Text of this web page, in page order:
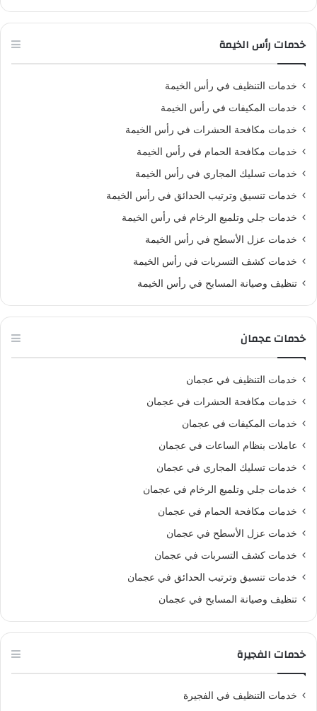
خدمات رأس الخيمة
خدمات التنظيف في رأس الخيمة
خدمات المكيفات في رأس الخيمة
خدمات مكافحة الحشرات في رأس الخيمة
خدمات مكافحة الحمام في رأس الخيمة
خدمات تسليك المجاري في رأس الخيمة
خدمات تنسيق وترتيب الحدائق في رأس الخيمة
خدمات جلي وتلميع الرخام في رأس الخيمة
خدمات عزل الأسطح في رأس الخيمة
خدمات كشف التسربات في رأس الخيمة
تنظيف وصيانة المسابح في رأس الخيمة
خدمات عجمان
خدمات التنظيف في عجمان
خدمات مكافحة الحشرات في عجمان
خدمات المكيفات في عجمان
عاملات بنظام الساعات في عجمان
خدمات تسليك المجاري في عجمان
خدمات جلي وتلميع الرخام في عجمان
خدمات مكافحة الحمام في عجمان
خدمات عزل الأسطح في عجمان
خدمات كشف التسربات في عجمان
خدمات تنسيق وترتيب الحدائق في عجمان
تنظيف وصيانة المسابح في عجمان
خدمات الفجيرة
خدمات التنظيف في الفجيرة